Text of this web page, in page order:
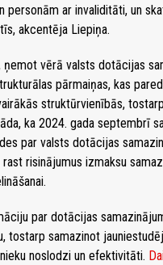
personām ar invaliditāti, un
akcentēja Liepiņa.
ņemot vērā valsts dotācijas
pārmaiņas, kas
struktūrvienībās,
ka 2024. gada septembrī
par valsts dotācijas
risinājumus izmaksu
par dotācijas
tostarp samazinot
noslodzi un efektivitāti.